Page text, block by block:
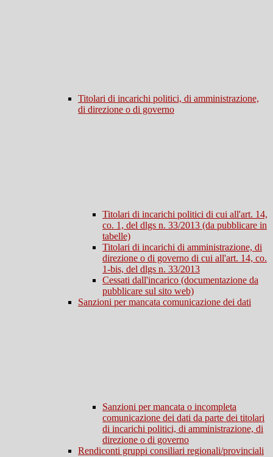
Titolari di incarichi politici, di amministrazione,
di direzione o di governo
Titolari di incarichi politici di cui all'art. 14,
co. 1, del dlgs n. 33/2013 (da pubblicare in
tabelle)
Titolari di incarichi di amministrazione, di
direzione o di governo di cui all'art. 14, co.
1-bis, del dlgs n. 33/2013
Cessati dall'incarico (documentazione da
pubblicare sul sito web)
Sanzioni per mancata comunicazione dei dati
Sanzioni per mancata o incompleta
comunicazione dei dati da parte dei titolari
di incarichi politici, di amministrazione, di
direzione o di governo
Rendiconti gruppi consiliari regionali/provinciali